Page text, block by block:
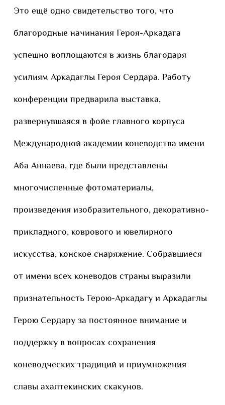
Это ещё одно свидетельство того, что
благородные начинания Героя-Аркадага
успешно воплощаются в жизнь благодаря
усилиям Аркадаглы Героя Сердара. Работу
конференции предварила выставка,
развернувшаяся в фойе главного корпуса
Международной академии коневодства имени
Аба Аннаева, где были представлены
многочисленные фотоматериалы,
произведения изобразительного, декоративно-
прикладного, коврового и ювелирного
искусства, конское снаряжение. Собравшиеся
от имени всех коневодов страны выразили
признательность Герою-Аркадагу и Аркадаглы
Герою Сердару за постоянное внимание и
поддержку в вопросах сохранения
коневодческих традиций и приумножения
славы ахалтекинских скакунов.